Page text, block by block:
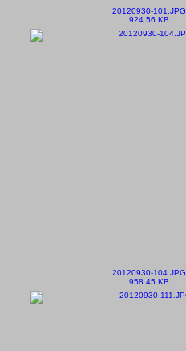
20120930-101.JPG
924.56 KB
20120930-104.JPG
958.45 KB